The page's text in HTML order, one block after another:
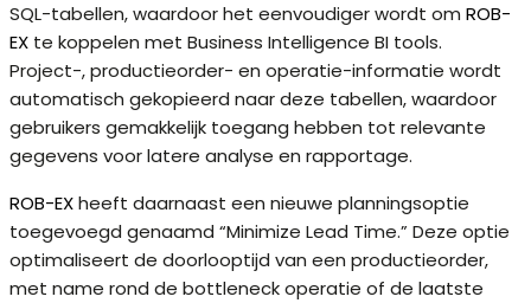
SQL-tabellen, waardoor het eenvoudiger wordt om ROB-
EX te koppelen met Business Intelligence BI tools.
Project-, productieorder- en operatie-informatie wordt
automatisch gekopieerd naar deze tabellen, waardoor
gebruikers gemakkelijk toegang hebben tot relevante
gegevens voor latere analyse en rapportage.
ROB-EXheeft daarnaast een nieuwe planningsoptie
toegevoegd genaamd “Minimize Lead Time.” Deze optie
optimaliseert de doorlooptijd van een productieorder,
met name rond de bottleneck operatie of de laatste